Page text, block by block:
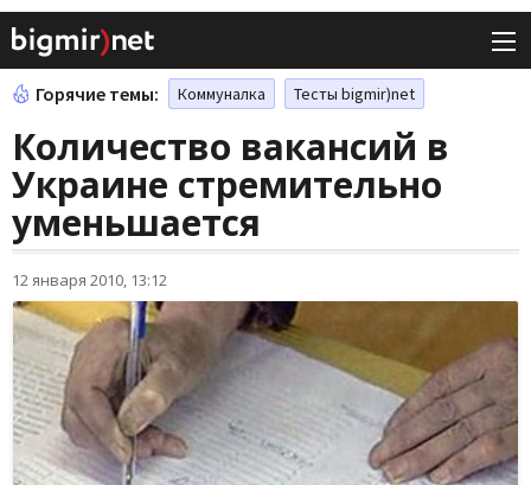
Горячие темы: Коммуналка Тесты bigmir)net
Количество вакансий в
Украине стремительно
уменьшается
12 января 2010, 13:12